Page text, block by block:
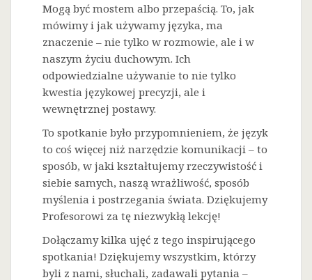
Mogą być mostem albo przepaścią. To, jak
mówimy i jak używamy języka, ma
znaczenie – nie tylko w rozmowie, ale i w
naszym życiu duchowym. Ich
odpowiedzialne używanie to nie tylko
kwestia językowej precyzji, ale i
wewnętrznej postawy.
To spotkanie było przypomnieniem, że język
to coś więcej niż narzędzie komunikacji – to
sposób, w jaki kształtujemy rzeczywistość i
siebie samych, naszą wrażliwość, sposób
myślenia i postrzegania świata. Dziękujemy
Profesorowi za tę niezwykłą lekcję!
Dołączamy kilka ujęć z tego inspirującego
spotkania! Dziękujemy wszystkim, którzy
byli z nami, słuchali, zadawali pytania –